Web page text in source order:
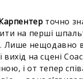
точно
на перші
Лише нещодавно
на сцені
і от тепер